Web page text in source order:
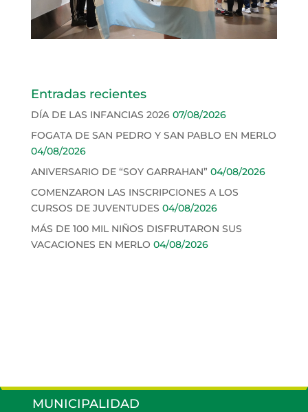
Entradas recientes
DÍA DE LAS INFANCIAS 2026 07/08/2026
FOGATA DE SAN PEDRO Y SAN PABLO EN MERLO
04/08/2026
ANIVERSARIO DE “SOY GARRAHAN” 04/08/2026
COMENZARON LAS INSCRIPCIONES A LOS
CURSOS DE JUVENTUDES 04/08/2026
MÁS DE 100 MIL NIÑOS DISFRUTARON SUS
VACACIONES EN MERLO 04/08/2026
MUNICIPALIDAD